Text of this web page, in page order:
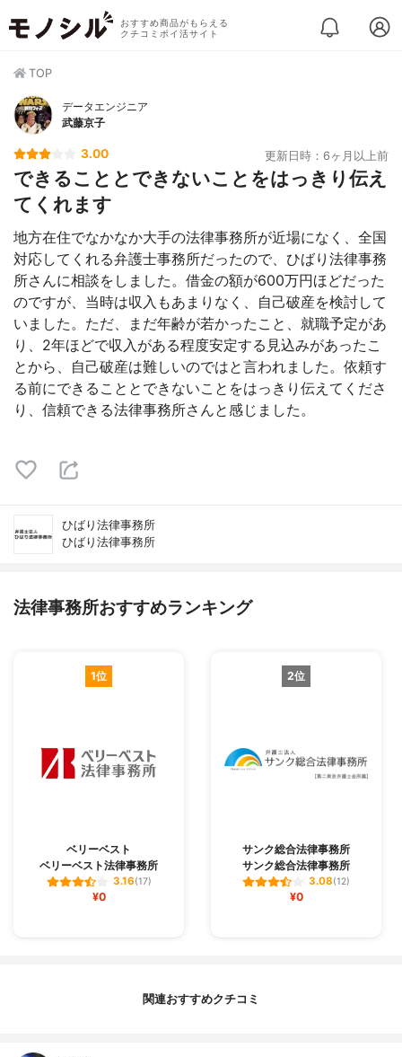
おすすめ商品がもらえる
クチコミポイ活サイト
TOP
データエンジニア
武藤京子
3.00 更新日時：6ヶ月以上前
できることとできないことをはっきり伝え
てくれます
地方在住でなかなか大手の法律事務所が近場になく、全国
対応してくれる弁護士事務所だったので、ひばり法律事務
所さんに相談をしました。借金の額が600万円ほどだった
のですが、当時は収入もあまりなく、自己破産を検討して
いました。ただ、まだ年齢が若かったこと、就職予定があ
り、2年ほどで収入がある程度安定する見込みがあったこ
とから、自己破産は難しいのではと言われました。依頼す
る前にできることとできないことをはっきり伝えてくださ
り、信頼できる法律事務所さんと感じました。
ひばり法律事務所
ひばり法律事務所
法律事務所おすすめランキング
1位
ベリーベスト
ベリーベスト法律事務所
3.16(17)
¥0
2位
サンク総合法律事務所
サンク総合法律事務所
3.08(12)
¥0
関連おすすめクチコミ